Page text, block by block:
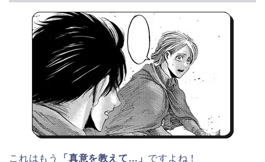
これはもう 「真意を教えて…」 ですよね！